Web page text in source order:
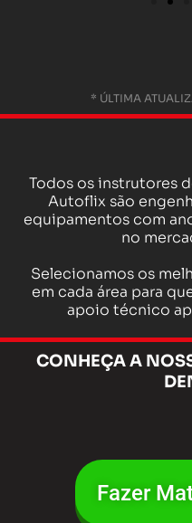
* ÚLTIMA
Todos os instrutores
Autoflix são
equipamentos com
no
Selecionamos os
em cada área para
apoio técnico
CONHEÇA A
Fazer